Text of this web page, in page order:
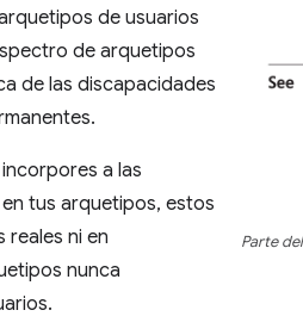
Parte
de usuarios
de arquetipos
de las discapacidades
a las
tus arquetipos, estos
reales ni en
nunca